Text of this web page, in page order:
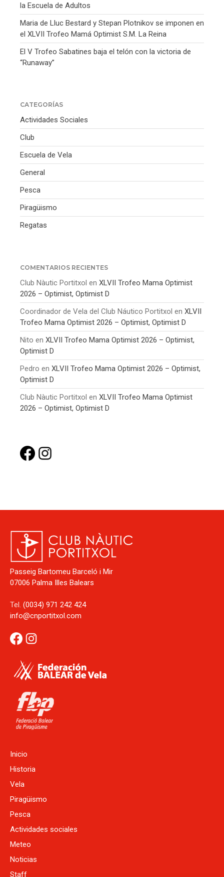
la Escuela de Adultos
Maria de Lluc Bestard y Stepan Plotnikov se imponen en
el XLVII Trofeo Mamá Optimist S.M. La Reina
El V Trofeo Sabatines baja el telón con la victoria de
“Runaway”
CATEGORÍAS
Actividades Sociales
Club
Escuela de Vela
General
Pesca
Piragüismo
Regatas
COMENTARIOS RECIENTES
Club Nàutic Portitxol en XLVII Trofeo Mama Optimist
2026 – Optimist, Optimist D
Coordinador de Vela del Club Náutico Portitxol en XLVII
Trofeo Mama Optimist 2026 – Optimist, Optimist D
Nito en XLVII Trofeo Mama Optimist 2026 – Optimist,
Optimist D
Pedro en XLVII Trofeo Mama Optimist 2026 – Optimist,
Optimist D
Club Nàutic Portitxol en XLVII Trofeo Mama Optimist
2026 – Optimist, Optimist D
Passeig Bartomeu Barceló i Mir
07006 Palma Illes Balears
Tel. (0034) 971 242 424
info@cnportitxol.com
Inicio
Historia
Vela
Piragüismo
Pesca
Actividades sociales
Meteo
Noticias
Staff